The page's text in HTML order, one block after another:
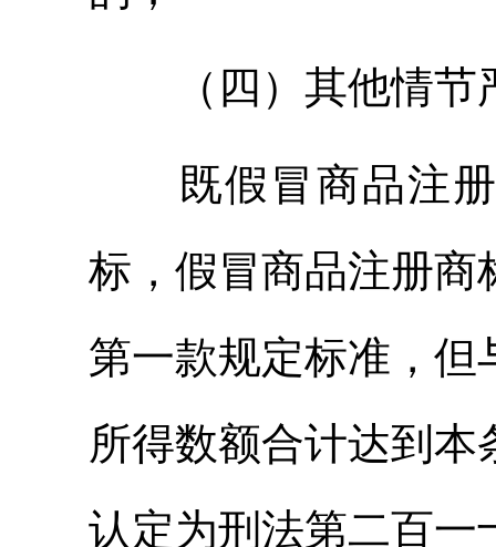
（四）其他情节
既假冒商品注册
标，假冒商品注册商
第一款规定标准，
所得数额合计达到
认定为刑法第二百一